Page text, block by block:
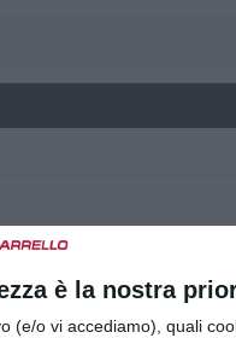
è la nostra
(e/o vi accediamo), quali